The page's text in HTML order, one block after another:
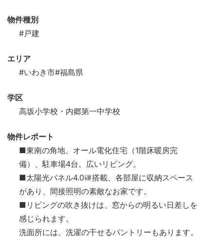
物件種別
#戸建
エリア
#いわき市#福島県
学区
高坂小学校・内郷第一中学校
物件レポート
■東南の角地、オール電化住宅（1階床暖房完
備）、駐車場4台。広いリビング。
■太陽光パネル4.0㎾搭載、各部屋に収納スペース
があり、間接照明の素敵なお家です。
■リビングの吹き抜けは、窓からの明るい日差しを
感じられます。
洗面所には、洗濯の干せるパントリーもあります。